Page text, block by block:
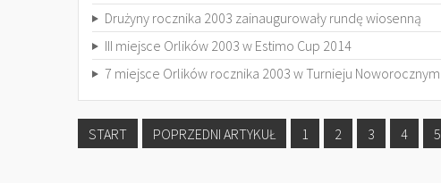
Drużyny rocznika 2003 zainaugurowały rundę wiosenną
III miejsce Orlików 2003 w Estimo Cup 2014
7 miejsce Orlików rocznika 2003 w Turnieju Noworocznym
START POPRZEDNI ARTYKUŁ 1 2 3 4 5